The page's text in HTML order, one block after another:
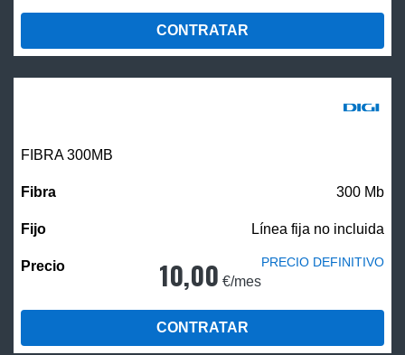
CONTRATAR
FIBRA 300MB
300 Mb
Línea fija no incluida
10,00 €/mes
PRECIO DEFINITIVO
CONTRATAR